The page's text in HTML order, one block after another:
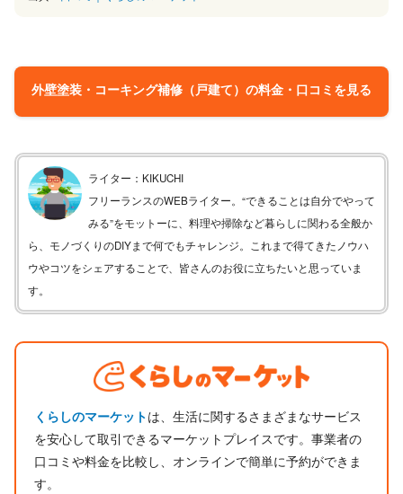
外壁塗装・コーキング補修（戸建て）の料金・口コミを見る
ライター：KIKUCHI
フリーランスのWEBライター。“できることは自分でやって
みる”をモットーに、料理や掃除など暮らしに関わる全般か
ら、モノづくりのDIYまで何でもチャレンジ。これまで得てきたノウハ
ウやコツをシェアすることで、皆さんのお役に立ちたいと思っていま
す。
くらしのマーケットは、生活に関するさまざまなサービス
を安心して取引できるマーケットプレイスです。事業者の
口コミや料金を比較し、オンラインで簡単に予約ができま
す。